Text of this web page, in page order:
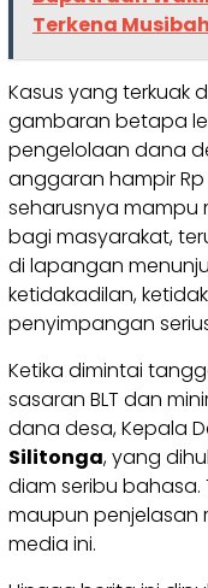
Terkena Musibah
Kasus yang terkuak
gambaran betapa
pengelolaan dana
anggaran hampir Rp
seharusnya
bagi masyarakat,
di lapangan
ketidakadilan,
penyimpangan
Ketika dimintai
sasaran BLT dan
dana desa, Kepala
Silitonga, yang
diam seribu bahasa.
maupun penjelasan
media ini.